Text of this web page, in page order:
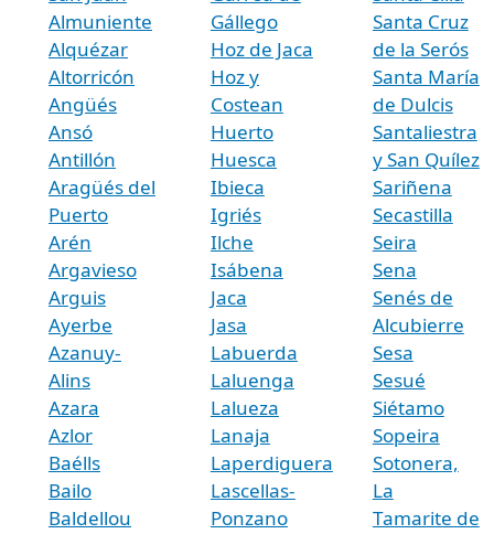
Almuniente
Alquézar
Altorricón
Angüés
Ansó
Antillón
Aragüés del
Puerto
Arén
Argavieso
Arguis
Ayerbe
Azanuy-
Alins
Azara
Azlor
Baélls
Bailo
Baldellou
Gállego
Hoz de Jaca
Hoz y
Costean
Huerto
Huesca
Ibieca
Igriés
Ilche
Isábena
Jaca
Jasa
Labuerda
Laluenga
Lalueza
Lanaja
Laperdiguera
Lascellas-
Ponzano
Santa Cruz
de la Serós
Santa María
de Dulcis
Santaliestra
y San Quílez
Sariñena
Secastilla
Seira
Sena
Senés de
Alcubierre
Sesa
Sesué
Siétamo
Sopeira
Sotonera,
La
Tamarite de